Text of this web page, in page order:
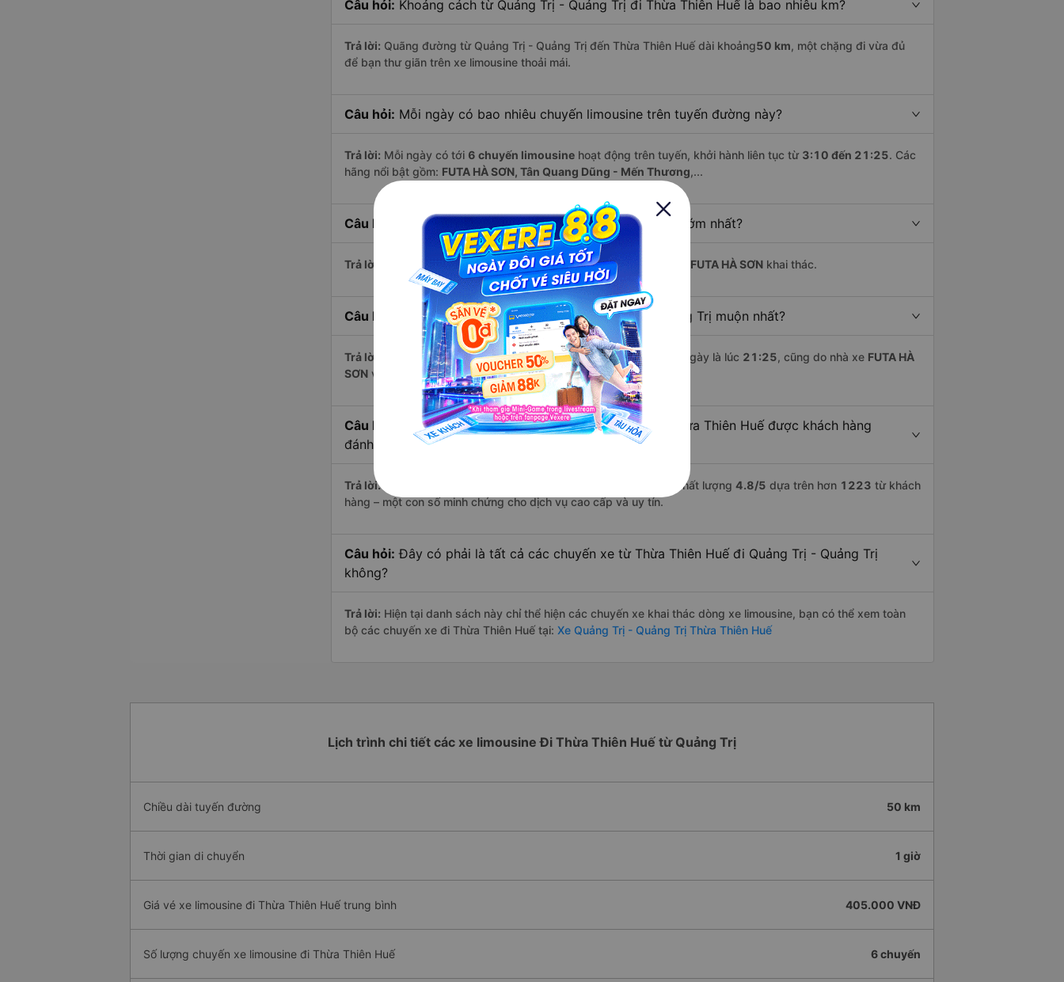
Câu hỏi: Khoảng cách từ Quảng Trị - Quảng Trị đi Thừa Thiên Huế là bao nhiêu km?
Trả lời: Quãng đường từ Quảng Trị - Quảng Trị đến Thừa Thiên Huế dài khoảng50 km, một chặng đi vừa đủ
để bạn thư giãn trên xe limousine thoải mái.
Câu hỏi: Mỗi ngày có bao nhiêu chuyến limousine trên tuyến đường này?
Trả lời: Mỗi ngày có tới 6 chuyến limousine hoạt động trên tuyến, khởi hành liên tục từ 3:10 đến 21:25. Các
hãng nổi bật gồm: FUTA HÀ SƠN, Tân Quang Dũng - Mến Thương,...
Câu hỏi: Xe limousine nào khởi hành từ Thừa Thiên Huế sớm nhất?
Trả lời: Chuyến limousine sớm nhất khởi hành lúc3:10 , do nhà xe FUTA HÀ SƠN khai thác.
Câu hỏi: Xe limousine nào khởi hành từ Quảng Trị - Quảng Trị muộn nhất?
Trả lời: Nếu bạn muốn đi chuyến muộn, lựa chọn cuối cùng trong ngày là lúc 21:25, cũng do nhà xe FUTA HÀ
SƠN vận hành.
Câu hỏi:
Xe limousine nào từ Quảng Trị - Quảng Trị đi Thừa Thiên Huế được khách hàng
đánh giá tốt nhất?
Trả lời:Trong số các hãng, nổi bật nhất với điểm chất lượng 4.8/5 dựa trên hơn 1223 từ khách
hàng – một con số minh chứng cho dịch vụ cao cấp và uy tín.
Câu hỏi: Đây có phải là tất cả các chuyến xe từ Thừa Thiên Huế đi Quảng Trị - Quảng Trị
không?
Trả lời: Hiện tại danh sách này chỉ thể hiện các chuyến xe khai thác dòng xe limousine, bạn có thể xem toàn
bộ các chuyến xe đi Thừa Thiên Huế tại: Xe Quảng Trị - Quảng Trị Thừa Thiên Huế
Lịch trình chi tiết các xe limousine Đi Thừa Thiên Huế từ Quảng Trị
Chiều dài tuyến đường 50 km
Thời gian di chuyển 1 giờ
Giá vé xe limousine đi Thừa Thiên Huế trung bình 405.000 VNĐ
Số lượng chuyến xe limousine đi Thừa Thiên Huế 6 chuyến